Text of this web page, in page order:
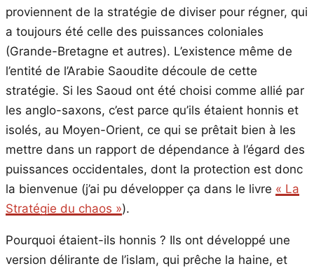
proviennent de la stratégie de diviser pour régner, qui
a toujours été celle des puissances coloniales
(Grande-Bretagne et autres). L’existence même de
l’entité de l’Arabie Saoudite découle de cette
stratégie. Si les Saoud ont été choisi comme allié par
les anglo-saxons, c’est parce qu’ils étaient honnis et
isolés, au Moyen-Orient, ce qui se prêtait bien à les
mettre dans un rapport de dépendance à l’égard des
puissances occidentales, dont la protection est donc
la bienvenue (j’ai pu développer ça dans le livre « La
Stratégie du chaos »).
Pourquoi étaient-ils honnis ? Ils ont développé une
version délirante de l’islam, qui prêche la haine, et